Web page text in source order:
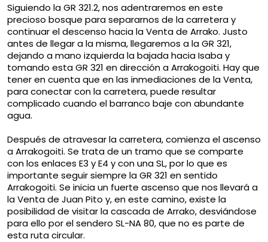
Siguiendo la GR 321.2, nos adentraremos en este
precioso bosque para separarnos de la carretera y
continuar el descenso hacia la Venta de Arrako. Justo
antes de llegar a la misma, llegaremos a la GR 321,
dejando a mano izquierda la bajada hacia Isaba y
tomando esta GR 321 en dirección a Arrakogoiti. Hay que
tener en cuenta que en las inmediaciones de la Venta,
para conectar con la carretera, puede resultar
complicado cuando el barranco baje con abundante
agua.
Después de atravesar la carretera, comienza el ascenso
a Arrakogoiti. Se trata de un tramo que se comparte
con los enlaces E3 y E4 y con una SL, por lo que es
importante seguir siempre la GR 321 en sentido
Arrakogoiti. Se inicia un fuerte ascenso que nos llevará a
la Venta de Juan Pito y, en este camino, existe la
posibilidad de visitar la cascada de Arrako, desviándose
para ello por el sendero SL-NA 80, que no es parte de
esta ruta circular.